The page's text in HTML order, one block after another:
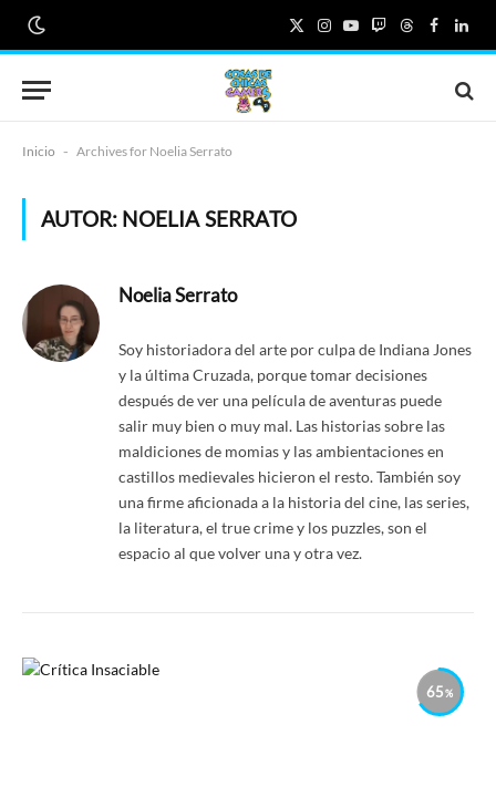
X
(Twitter)
Instagram
YouTube
TwitchThreads
Inicio - Archives for Noelia Serrato
AUTOR: NOELIA SERRATO
Noelia Serrato
Soy historiadora del arte por culpa de Indiana Jones
y la última Cruzada, porque tomar decisiones
después de ver una película de aventuras puede
salir muy bien o muy mal. Las historias sobre las
maldiciones de momias y las ambientaciones en
castillos medievales hicieron el resto. También soy
una firme aficionada a la historia del cine, las series,
la literatura, el true crime y los puzzles, son el
espacio al que volver una y otra vez.
65